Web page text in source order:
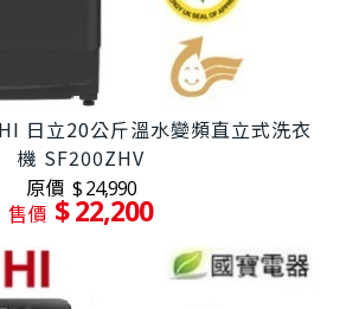
日立20公斤溫水變頻直立式洗衣
機 SF200ZHV
原價 $ 24,990
售價 $ 22,200